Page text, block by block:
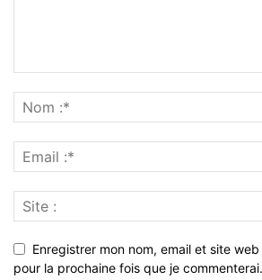
Enregistrer mon nom, email et site
pour la prochaine fois que je commenterai.